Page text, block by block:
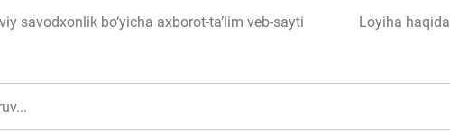
savodxonlik bo‘yicha axborot-ta’lim veb-sayti Loyiha haqida